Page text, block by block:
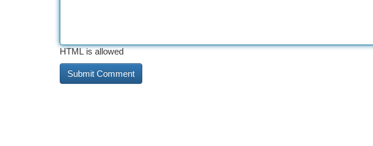
HTML is allowed